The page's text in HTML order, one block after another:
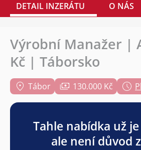
DETAIL INZERÁTU O NÁS
Výrobní Manažer |
Kč | Táborsko
Tábor 130.000 Kč
Tahle nabídka už
ale není důvod